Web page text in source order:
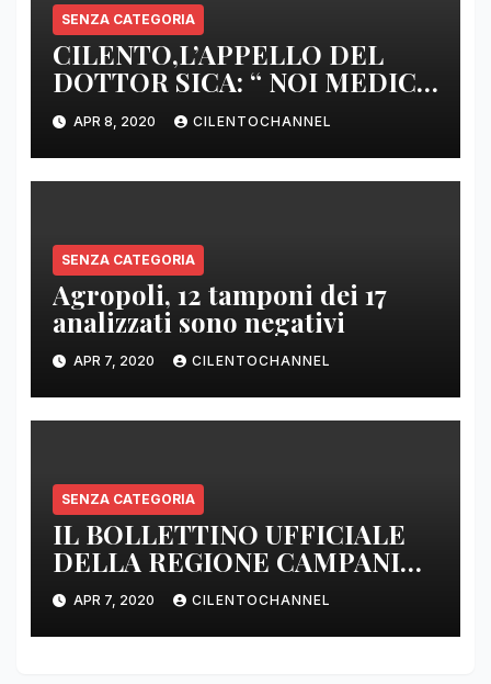
SENZA CATEGORIA
CILENTO,L’APPELLO DEL
DOTTOR SICA: “ NOI MEDICI
DI BASE SIAMO SENZA ARMI
E SENZA PRESIDI”
APR 8, 2020 CILENTOCHANNEL
SENZA CATEGORIA
Agropoli, 12 tamponi dei 17
analizzati sono negativi
APR 7, 2020 CILENTOCHANNEL
SENZA CATEGORIA
IL BOLLETTINO UFFICIALE
DELLA REGIONE CAMPANIA
DELLE ORE 22.00
APR 7, 2020 CILENTOCHANNEL